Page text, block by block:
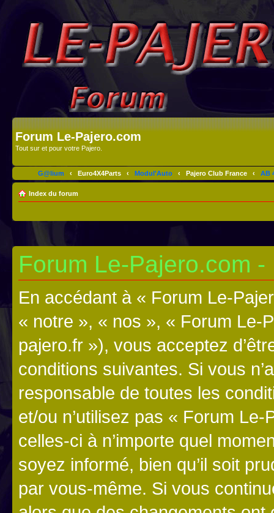
Forum Le-Pajero.com
Tout sur et pour votre Pajero.
G@lium ‹ Euro4X4Parts ‹ Modul'Auto ‹ Pajero Club France ‹ AB
Index du forum
Forum Le-Pajero.com
En accédant à « Forum Le-
« notre », « nos », « Forum Le-
pajero.fr »), vous acceptez
conditions suivantes. Si vous
responsable de toutes les
et/ou n’utilisez pas « Forum
celles-ci à n’importe quel
soyez informé, bien qu’il soit
par vous-même. Si vous